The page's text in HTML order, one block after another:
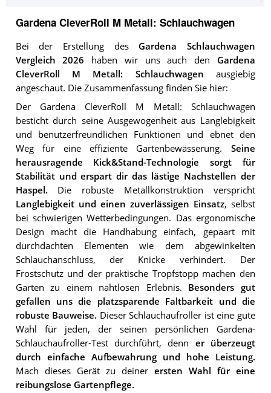
Gardena CleverRoll M Metall: Schlauchwagen
Bei der Erstellung des Gardena Schlauchwagen
Vergleich 2026 haben wir uns auch den Gardena
CleverRoll M Metall: Schlauchwagen ausgiebig
angeschaut. Die Zusammenfassung finden Sie hier:
Der Gardena CleverRoll M Metall: Schlauchwagen
besticht durch seine Ausgewogenheit aus Langlebigkeit
und benutzerfreundlichen Funktionen und ebnet den
Weg für eine effiziente Gartenbewässerung. Seine
herausragende Kick&Stand-Technologie sorgt für
Stabilität und erspart dir das lästige Nachstellen der
Haspel. Die robuste Metallkonstruktion verspricht
Langlebigkeit und einen zuverlässigen Einsatz, selbst
bei schwierigen Wetterbedingungen. Das ergonomische
Design macht die Handhabung einfach, gepaart mit
durchdachten Elementen wie dem abgewinkelten
Schlauchanschluss, der Knicke verhindert. Der
Frostschutz und der praktische Tropfstopp machen den
Garten zu einem nahtlosen Erlebnis. Besonders gut
gefallen uns die platzsparende Faltbarkeit und die
robuste Bauweise. Dieser Schlauchaufroller ist eine gute
Wahl für jeden, der seinen persönlichen Gardena-
Schlauchaufroller-Test durchführt, denn er überzeugt
durch einfache Aufbewahrung und hohe Leistung.
Mach dieses Gerät zu deiner ersten Wahl für eine
reibungslose Gartenpflege.